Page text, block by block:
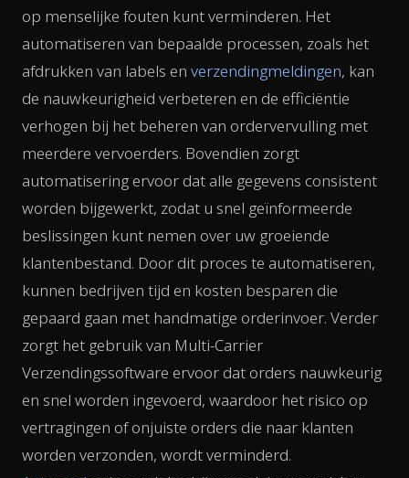
op menselijke fouten kunt verminderen. Het
automatiseren van bepaalde processen, zoals het
afdrukken van labels en verzendingmeldingen, kan
de nauwkeurigheid verbeteren en de efficiëntie
verhogen bij het beheren van ordervervulling met
meerdere vervoerders. Bovendien zorgt
automatisering ervoor dat alle gegevens consistent
worden bijgewerkt, zodat u snel geïnformeerde
beslissingen kunt nemen over uw groeiende
klantenbestand. Door dit proces te automatiseren,
kunnen bedrijven tijd en kosten besparen die
gepaard gaan met handmatige orderinvoer. Verder
zorgt het gebruik van Multi-Carrier
Verzendingssoftware ervoor dat orders nauwkeurig
en snel worden ingevoerd, waardoor het risico op
vertragingen of onjuiste orders die naar klanten
worden verzonden, wordt verminderd.